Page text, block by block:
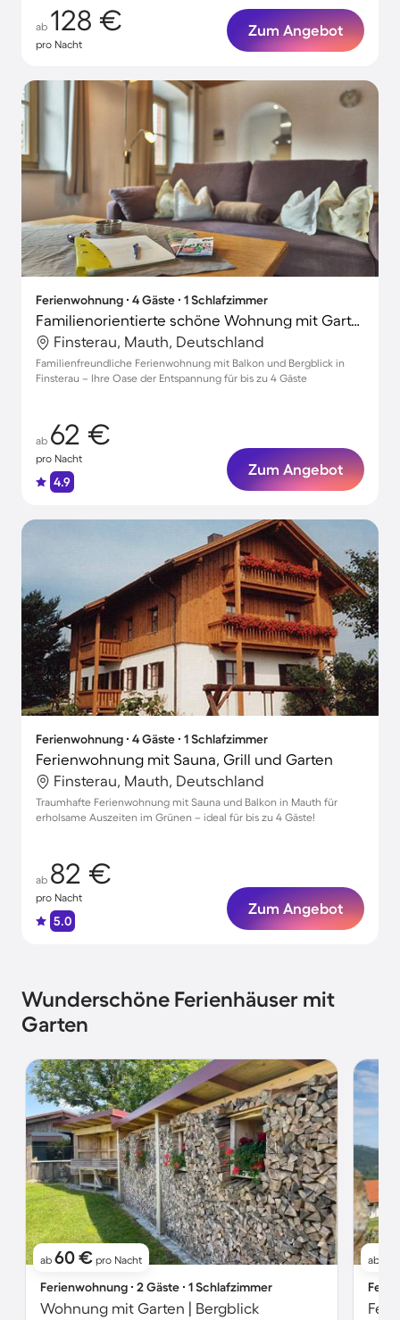
ab 128 €
pro Nacht
Zum Angebot
Ferienwohnung ∙ 4 Gäste ∙ 1 Schlafzimmer
Familienorientierte schöne Wohnung mit Garten, Grill und Terrasse | Bergblick
Finsterau, Mauth, Deutschland
Familienfreundliche Ferienwohnung mit Balkon und Bergblick in
Finsterau – Ihre Oase der Entspannung für bis zu 4 Gäste
ab 62 €
pro Nacht
4.9
Zum Angebot
Ferienwohnung ∙ 4 Gäste ∙ 1 Schlafzimmer
Ferienwohnung mit Sauna, Grill und Garten
Finsterau, Mauth, Deutschland
Traumhafte Ferienwohnung mit Sauna und Balkon in Mauth für
erholsame Auszeiten im Grünen – ideal für bis zu 4 Gäste!
ab 82 €
pro Nacht
5.0
Zum Angebot
Wunderschöne Ferienhäuser mit
Garten
ab 60 € pro Nacht
Ferienwohnung ∙ 2 Gäste ∙ 1 Schlafzimmer
Wohnung mit Garten | Bergblick
ab